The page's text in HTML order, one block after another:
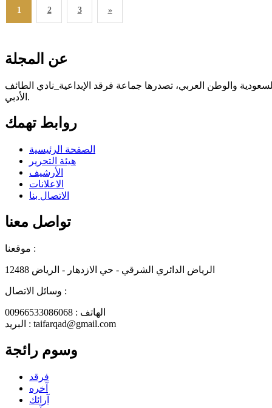
1 2 3 »
عن المجلة
والوطن العربي، تصدرها جماعة فرقد الإبداعية_نادي الطائف
الأدبي.
روابط تهمك
الصفحة الرئيسية
هيئة التحرير
الأرشيف
الاعلانات
الاتصال بنا
تواصل معنا
موقعنا :
الرياض الدائري الشرقي - حي الازدهار - الرياض 12488
وسائل الاتصال :
الهاتف : 00966533086068
البريد : taifarqad@gmail.com
وسوم رائجة
فرقد
آخره
آرائك